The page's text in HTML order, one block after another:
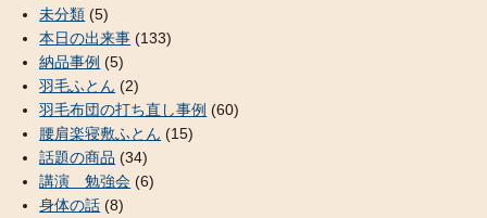
未分類 (5)
本日の出来事 (133)
納品事例 (5)
羽毛ふとん (2)
羽毛布団の打ち直し事例 (60)
腰肩楽寝敷ふとん (15)
話題の商品 (34)
講演 勉強会 (6)
身体の話 (8)